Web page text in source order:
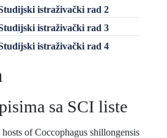
istraživački rad 2
istraživački rad 3
istraživački rad 4
sa SCI liste
of Coccophagus shillongensis